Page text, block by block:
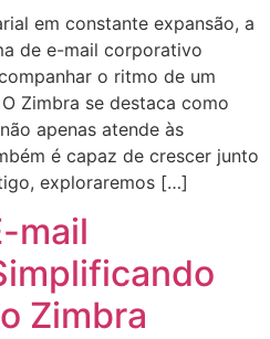
em constante expansão, a
de e-mail corporativo
o ritmo de um
Zimbra se destaca como
apenas atende às
é capaz de crescer junto
exploraremos […]
mail
Zimbra